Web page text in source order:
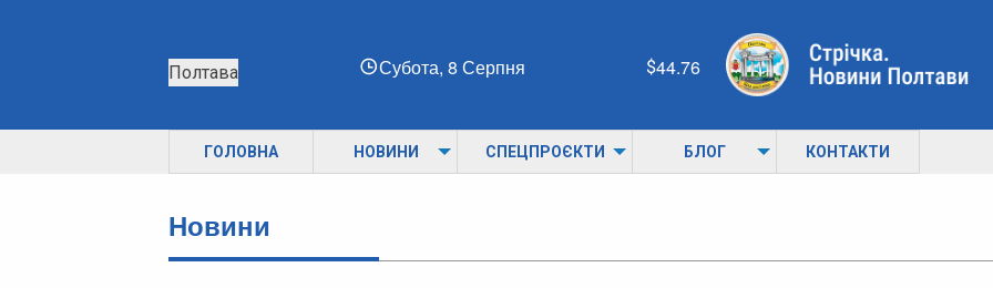
Полтава Субота, 8 Серпня 44.76
ГОЛОВНА НОВИНИ СПЕЦПРОЄКТИ БЛОГ КОНТАКТИ
Новини